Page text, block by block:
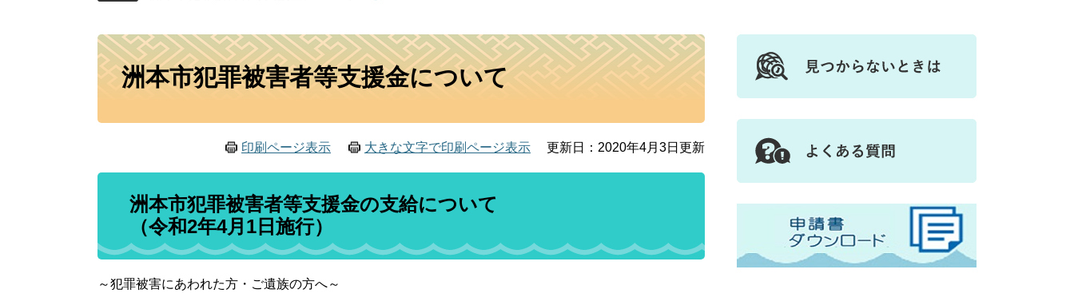
本
洲本市犯罪被害者等支援金について
印刷ページ表示 大きな文字で印刷ページ表示 更新日：2020年4月3日更新
洲本市犯罪被害者等支援金の支給について
（令和2年4月1日施行）
～犯罪被害にあわれた方・ご遺族の方へ～